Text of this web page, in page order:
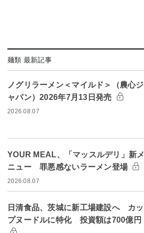
麺類 最新記事
ノグリラーメン＜マイルド＞（農心ジ
ャパン）2026年7月13日発売
2026.08.07
YOUR MEAL、「マッスルデリ」新メ
ニュー 罪悪感ないラーメン登場
2026.08.07
日清食品、茨城に新工場建設へ カッ
プヌードルに特化 投資額は700億円